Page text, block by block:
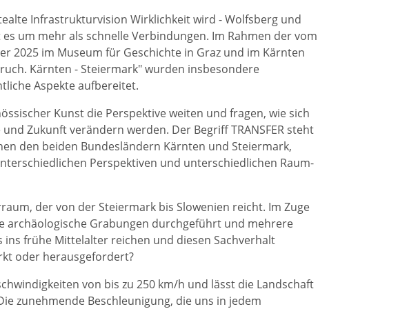
Infrastrukturvision Wirklichkeit wird - Wolfsberg und
um mehr als schnelle Verbindungen. Im Rahmen der vom
2025 im Museum für Geschichte in Graz und im Kärnten
Kärnten - Steiermark" wurden insbesondere
Aspekte aufbereitet.
Kunst die Perspektive weiten und fragen, wie sich
Zukunft verändern werden. Der Begriff TRANSFER steht
den beiden Bundesländern Kärnten und Steiermark,
Perspektiven und unterschiedlichen Raum-
der von der Steiermark bis Slowenien reicht. Im Zuge
archäologische Grabungen durchgeführt und mehrere
frühe Mittelalter reichen und diesen Sachverhalt
oder herausgefordert?
von bis zu 250 km/h und lässt die Landschaft
zunehmende Beschleunigung, die uns in jedem